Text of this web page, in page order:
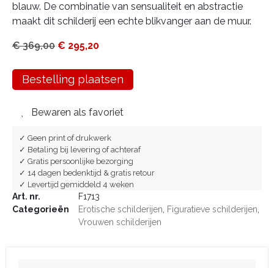
blauw. De combinatie van sensualiteit en abstractie
maakt dit schilderij een echte blikvanger aan de muur.
€369,00 € 295,20
Bestelling plaatsen
Bewaren als favoriet
✓ Geen print of drukwerk
✓ Betaling bij levering of achteraf
✓ Gratis persoonlijke bezorging
✓ 14 dagen bedenktijd & gratis retour
✓ Levertijd gemiddeld 4 weken
Art. nr.
F1713
Categorieën
Erotische schilderijen Figuratieve schilderijen
Vrouwen schilderijen